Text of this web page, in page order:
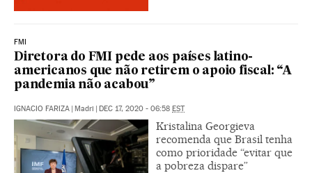
FMI
Diretora do FMI pede aos países latino-
americanos que não retirem o apoio fiscal: “A
pandemia não acabou”
IGNACIO FARIZA | Madri | DEC 17, 2020 - 06:58 EST
Kristalina Georgieva
recomenda que Brasil tenha
como prioridade “evitar que
a pobreza dispare”